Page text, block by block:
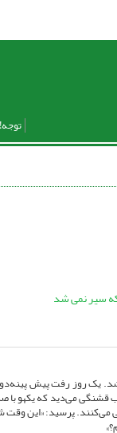
روز رفت پیش
می‌دید که یکهو با
پرسید: «این وقت